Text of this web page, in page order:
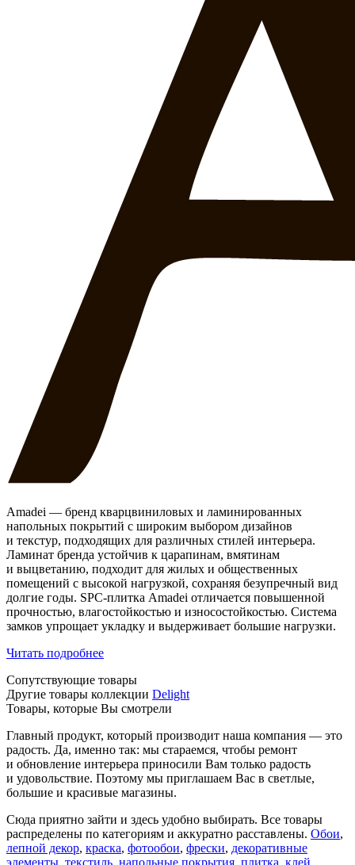
Amadei — бренд кварцвиниловых и ламинированных
напольных покрытий с широким выбором дизайнов
и текстур, подходящих для различных стилей интерьера.
Ламинат бренда устойчив к царапинам, вмятинам
и выцветанию, подходит для жилых и общественных
помещений с высокой нагрузкой, сохраняя безупречный вид
долгие годы. SPC-плитка Amadei отличается повышенной
прочностью, влагостойкостью и износостойкостью. Система
замков упрощает укладку и выдерживает большие нагрузки.
Читать подробнее
Сопутствующие товары
Другие товары коллекции Delight
Товары, которые Вы смотрели
Главный продукт, который производит наша компания — это
радость. Да, именно так: мы стараемся, чтобы ремонт
и обновление интерьера приносили Вам только радость
и удовольствие. Поэтому мы приглашаем Вас в светлые,
большие и красивые магазины.
Сюда приятно зайти и здесь удобно выбирать. Все товары
распределены по категориям и аккуратно расставлены. Обои,
лепной декор, краска, фотообои, фрески, декоративные
элементы текстиль напольные покрытия плитка клей